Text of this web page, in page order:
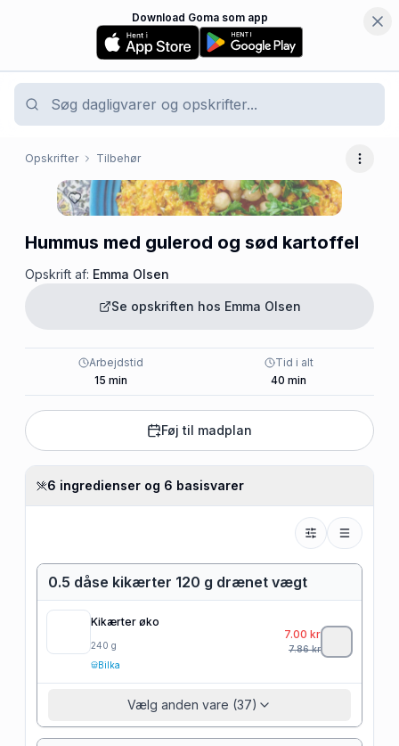
Download Goma som app
Opskrifter Tilbehør Flere
Hummus med gulerod og sød kartoffel
Opskrift af: Emma Olsen
Se opskriften hos Emma Olsen
Arbejdstid
15 min
Tid i alt
40 min
Føj til madplan
6 ingredienser og 6 basisvarer
0.5 dåse kikærter 120 g drænet vægt
Kikærter øko
240 g
Bilka
7.00 kr
7.86kr
Vælg anden vare (37)